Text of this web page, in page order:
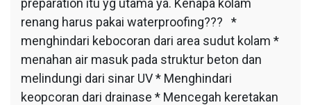
preparation itu yg utama ya. Kenapa kolam
renang harus pakai waterproofing??? *
menghindari kebocoran dari area sudut kolam *
menahan air masuk pada struktur beton dan
melindungi dari sinar UV * Menghindari
keopcoran dari drainase * Mencegah keretakan